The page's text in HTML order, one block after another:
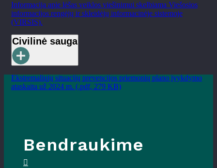
Informacija apie lėšas veiklos viešinimui skelbiama Viešosios
informacijos rengėjų ir skleidėjų informacinėje sistemoje
(VIRSIS).
Civilinė sauga
Ekstremaliųjų situacijų prevencijos priemonių plano įvykdymo
ataskaita už 2024 m. (.pdf, 279 KB)
Bendraukime